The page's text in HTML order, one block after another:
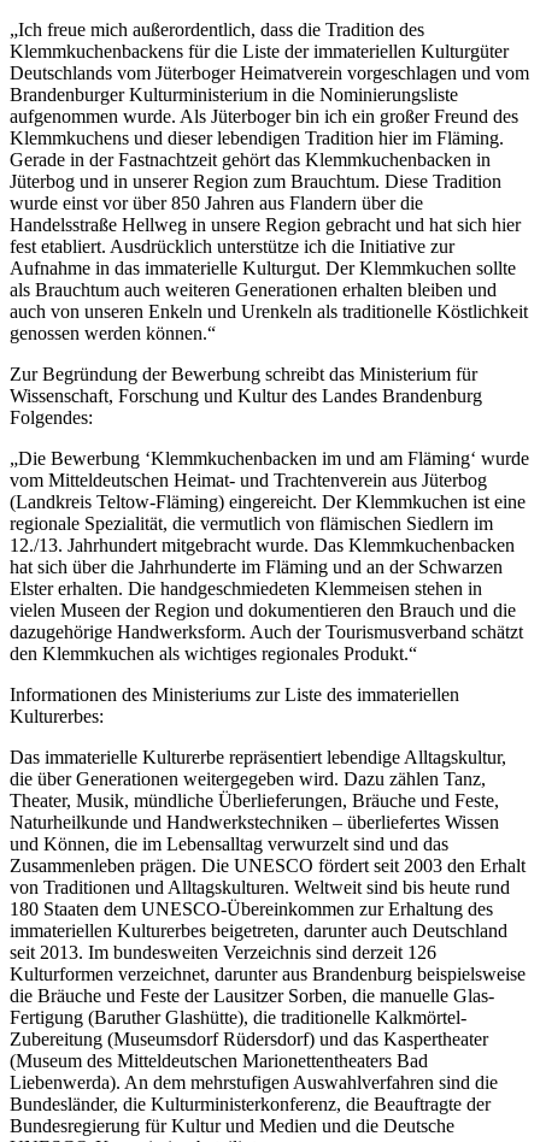
„Ich freue mich außerordentlich, dass die Tradition des
Klemmkuchenbackens für die Liste der immateriellen Kulturgüter
Deutschlands vom Jüterboger Heimatverein vorgeschlagen und vom
Brandenburger Kulturministerium in die Nominierungsliste
aufgenommen wurde. Als Jüterboger bin ich ein großer Freund des
Klemmkuchens und dieser lebendigen Tradition hier im Fläming.
Gerade in der Fastnachtzeit gehört das Klemmkuchenbacken in
Jüterbog und in unserer Region zum Brauchtum. Diese Tradition
wurde einst vor über 850 Jahren aus Flandern über die
Handelsstraße Hellweg in unsere Region gebracht und hat sich hier
fest etabliert. Ausdrücklich unterstütze ich die Initiative zur
Aufnahme in das immaterielle Kulturgut. Der Klemmkuchen sollte
als Brauchtum auch weiteren Generationen erhalten bleiben und
auch von unseren Enkeln und Urenkeln als traditionelle Köstlichkeit
genossen werden können.“
Zur Begründung der Bewerbung schreibt das Ministerium für
Wissenschaft, Forschung und Kultur des Landes Brandenburg
Folgendes:
„Die Bewerbung ‘Klemmkuchenbacken im und am Fläming‘ wurde
vom Mitteldeutschen Heimat- und Trachtenverein aus Jüterbog
(Landkreis Teltow-Fläming) eingereicht. Der Klemmkuchen ist eine
regionale Spezialität, die vermutlich von flämischen Siedlern im
12./13. Jahrhundert mitgebracht wurde. Das Klemmkuchenbacken
hat sich über die Jahrhunderte im Fläming und an der Schwarzen
Elster erhalten. Die handgeschmiedeten Klemmeisen stehen in
vielen Museen der Region und dokumentieren den Brauch und die
dazugehörige Handwerksform. Auch der Tourismusverband schätzt
den Klemmkuchen als wichtiges regionales Produkt.“
Informationen des Ministeriums zur Liste des immateriellen
Kulturerbes:
Das immaterielle Kulturerbe repräsentiert lebendige Alltagskultur,
die über Generationen weitergegeben wird. Dazu zählen Tanz,
Theater, Musik, mündliche Überlieferungen, Bräuche und Feste,
Naturheilkunde und Handwerkstechniken – überliefertes Wissen
und Können, die im Lebensalltag verwurzelt sind und das
Zusammenleben prägen. Die UNESCO fördert seit 2003 den Erhalt
von Traditionen und Alltagskulturen. Weltweit sind bis heute rund
180 Staaten dem UNESCO-Übereinkommen zur Erhaltung des
immateriellen Kulturerbes beigetreten, darunter auch Deutschland
seit 2013. Im bundesweiten Verzeichnis sind derzeit 126
Kulturformen verzeichnet, darunter aus Brandenburg beispielsweise
die Bräuche und Feste der Lausitzer Sorben, die manuelle Glas-
Fertigung (Baruther Glashütte), die traditionelle Kalkmörtel-
Zubereitung (Museumsdorf Rüdersdorf) und das Kaspertheater
(Museum des Mitteldeutschen Marionettentheaters Bad
Liebenwerda). An dem mehrstufigen Auswahlverfahren sind die
Bundesländer, die Kulturministerkonferenz, die Beauftragte der
Bundesregierung für Kultur und Medien und die Deutsche